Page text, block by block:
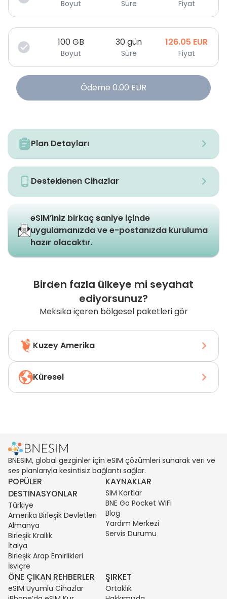
Boyut Süre Fiyat
100GB
Boyut
30 gün
Süre
126.05 EUR
Fiyat
Ödeme 0.00 EUR
Plan Detayları
Desteklenen Cihazlar
eSIM’iniz birkaç saniye içinde
uygulamanızda ve e-postanızda kuruluma
hazır olacaktır.
Birden fazla ülkeye mi seyahat
ediyorsunuz?
Meksika içeren bölgesel paketleri gör
Kuzey Amerika
Küresel
BNESIM, global gezginler için eSIM çözümleri sunarak veri ve
ses planlarıyla kesintisiz bağlantı sağlar.
POPÜLER
DESTINASYONLAR
Türkiye
Amerika Birleşik Devletleri
Almanya
Birleşik Krallık
İtalya
Birleşik Arap Emirlikleri
İsviçre
KAYNAKLAR
SIM Kartlar
BNE Go Pocket WiFi
Blog
Yardım Merkezi
Servis Durumu
ÖNE ÇIKAN REHBERLER
eSIM Uyumlu Cihazlar
ŞIRKET
Ortaklık